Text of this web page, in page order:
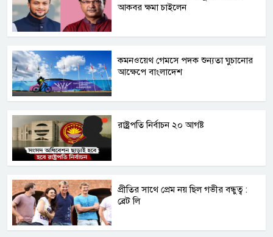
আকবর ক্ষমা চাইলেন
কমনওয়েথ গেমসে পদক শুন্যতা ঘুচানোর
আক্ষেপে বাংলাদেশ
রাষ্ট্রপতি নির্বাচন ২০ আগষ্ট
প্রীতির সাথে প্রেম নয় ছিল গভীর বন্ধুত্ব :
ব্রেট লি